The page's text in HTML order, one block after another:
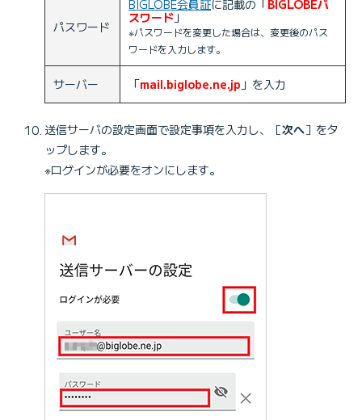
パスワード
BIGLOBE会員証に記載の「BIGLOBEパ
スワード 」
※パスワードを変更した場合は、変更後のパス
ワードを入力します。
サーバー 「mail.biglobe.ne.jp 」を入力
送信サーバの設定画面で設定事項を入力し、［次へ］をタ
ップします。
※ログインが必要をオンにします。